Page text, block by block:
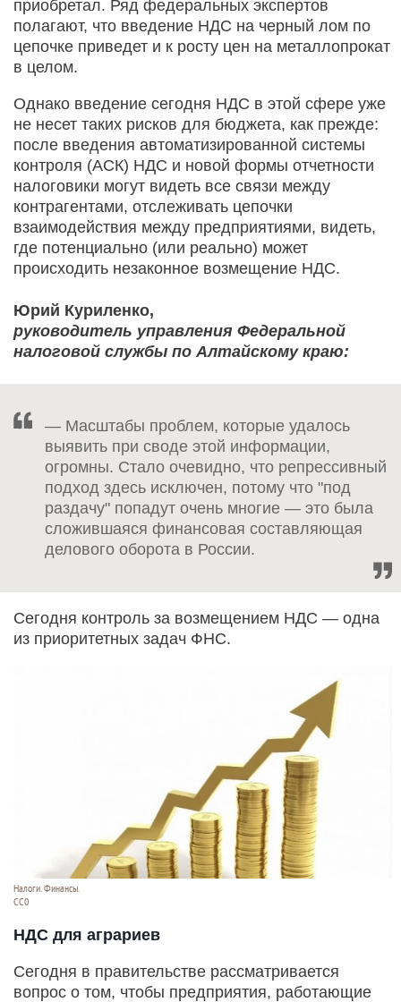
приобретал. Ряд федеральных экспертов
полагают, что введение НДС на черный лом по
цепочке приведет и к росту цен на металлопрокат
в целом.
Однако введение сегодня НДС в этой сфере уже
не несет таких рисков для бюджета, как прежде:
после введения автоматизированной системы
контроля (АСК) НДС и новой формы отчетности
налоговики могут видеть все связи между
контрагентами, отслеживать цепочки
взаимодействия между предприятиями, видеть,
где потенциально (или реально) может
происходить незаконное возмещение НДС.
Юрий Куриленко,
руководитель управления Федеральной
налоговой службы по Алтайскому краю:
— Масштабы проблем, которые удалось
выявить при своде этой информации,
огромны. Стало очевидно, что репрессивный
подход здесь исключен, потому что "под
раздачу" попадут очень многие — это была
сложившаяся финансовая составляющая
делового оборота в России.
Сегодня контроль за возмещением НДС — одна
из приоритетных задач ФНС.
Налоги. Финансы.
СС0
НДС для аграриев
Сегодня в правительстве рассматривается
вопрос о том, чтобы предприятия, работающие